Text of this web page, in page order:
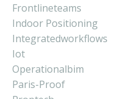
Frontlineteams
Indoor Positioning
Integratedworkflows
Iot
Operationalbim
Paris-Proof